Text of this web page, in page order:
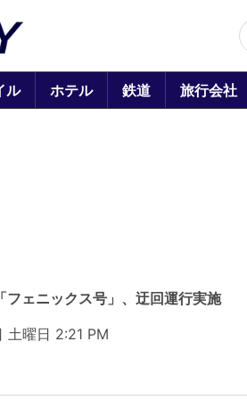
ル ホテル 鉄道 旅行会社
フェニックス号」、迂回運行実施
土曜日 2:21 PM